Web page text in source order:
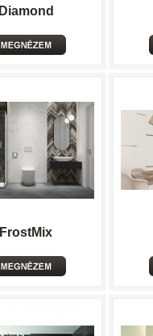
Diamond
FrostMix